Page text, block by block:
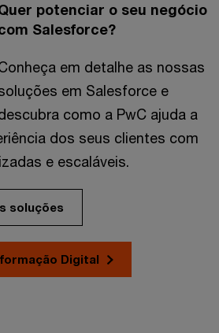
potenciar o seu negócio
Salesforce?
em detalhe as nossas
em Salesforce e
como a PwC ajuda a
dos seus clientes com
e escaláveis.
soluções
Digital